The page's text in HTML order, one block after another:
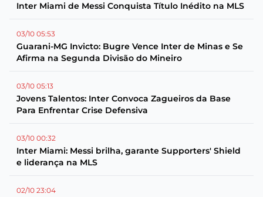
Inter Miami de Messi Conquista Título Inédito na MLS
03/10 05:53
Guarani-MG Invicto: Bugre Vence Inter de Minas e Se
Afirma na Segunda Divisão do Mineiro
03/10 05:13
Jovens Talentos: Inter Convoca Zagueiros da Base
Para Enfrentar Crise Defensiva
03/10 00:32
Inter Miami: Messi brilha, garante Supporters' Shield
e liderança na MLS
02/10 23:04